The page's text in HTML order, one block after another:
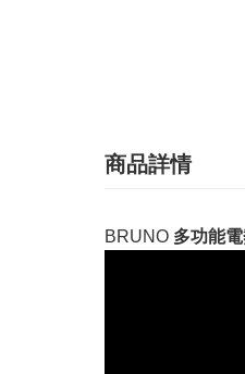
商品詳情
BRUNO 多功能